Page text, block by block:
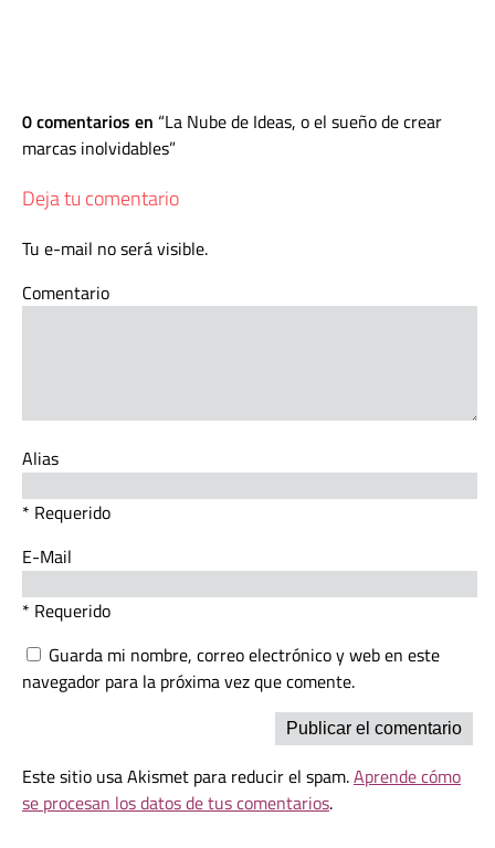
0 comentarios en La Nube de Ideas, o el sueño de crear
marcas inolvidables
Deja tu comentario
Tu e-mail no será visible.
Comentario
Alias
* Requerido
E-Mail
* Requerido
Guarda mi nombre, correo electrónico y web en este
navegador para la próxima vez que comente.
Este sitio usa Akismet para reducir el spam.Aprende cómo
se procesan los datos de tus comentarios.